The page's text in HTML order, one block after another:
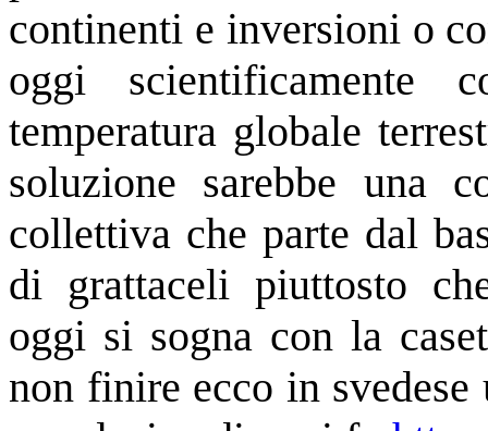
continenti e inversioni o
oggi scientificamente
temperatura globale
soluzione sarebbe una
collettiva che parte dal
di grattaceli piuttosto
oggi si sogna con la
non finire ecco in